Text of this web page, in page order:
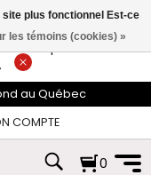
de plus de 74$*.
.
au Québec
COMPTE
0
plus fonctionnel Est-ce
les témoins (cookies) »